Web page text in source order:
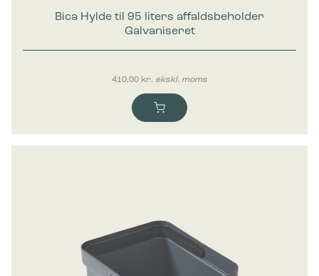
Bica Hylde til 95 liters affaldsbeholder
Galvaniseret
410,00kr. ekskl. moms